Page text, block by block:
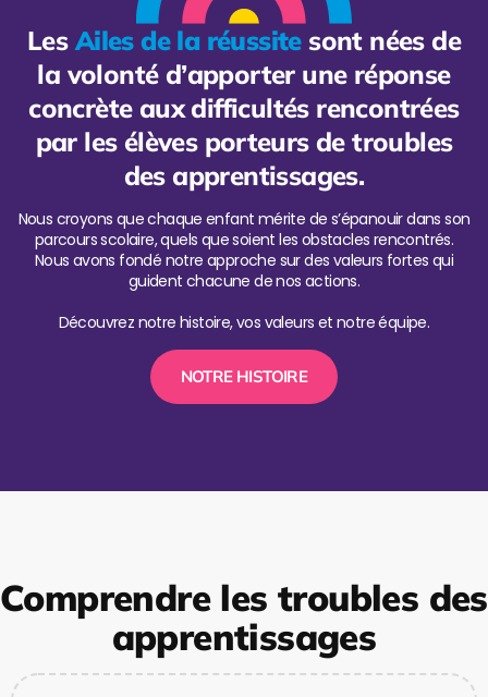
LesAiles de la réussitesont nées de
la volonté d’apporter une réponse
concrète aux difficultés rencontrées
par les élèves porteurs de troubles
des apprentissages.
Nous croyons que chaque enfant mérite de s’épanouir dans son
parcours scolaire, quels que soient les obstacles rencontrés.
Nous avons fondé notre approche sur des valeurs fortes qui
guident chacune de nos actions.
Découvrez notre histoire, vos valeurs et notre équipe.
NOTRE HISTOIRE
Comprendre les troubles des
apprentissages